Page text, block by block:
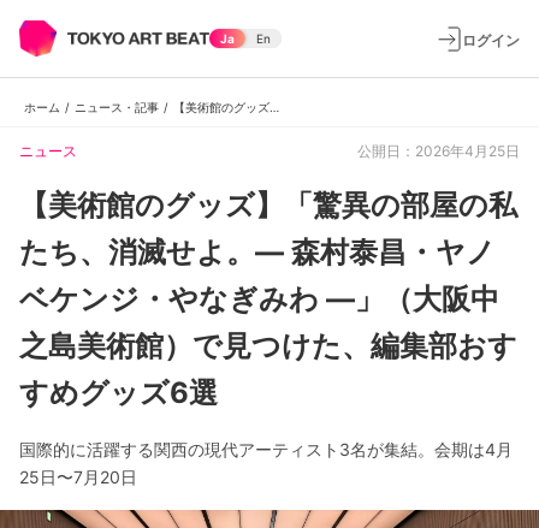
Ja En ログイン
ホーム / ニュース・記事 /
ニュース 公開日：2026年4月25日
【美術館のグッズ】「驚異の部屋の私
たち、消滅せよ。— 森村泰昌・ヤノ
ベケンジ・やなぎみわ —」（大阪中
之島美術館）で見つけた、編集部おす
すめグッズ6選
国際的に活躍する関西の現代アーティスト3名が集結。会期は4月
25日〜7月20日